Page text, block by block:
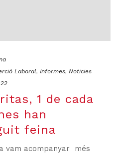
Laboral, Informes, Noticies
1 de cada
han
feina
vam acompanyar més